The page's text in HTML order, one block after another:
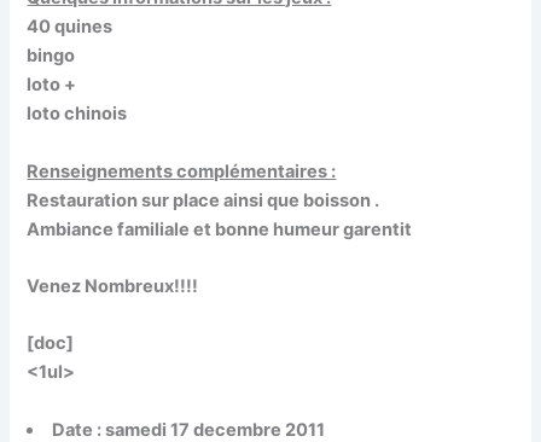
40 quines
bingo
loto +
loto chinois
Renseignements complémentaires :
Restauration sur place ainsi que boisson .
Ambiance familiale et bonne humeur garentit
Venez Nombreux!!!!
[doc]
<1ul>
Date : samedi 17 decembre 2011